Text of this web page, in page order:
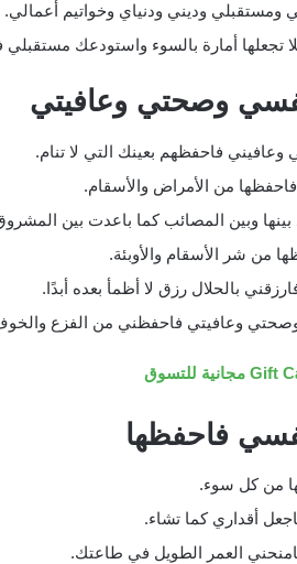
وديني ودنياي وخواتيم أعمالي.
أمارة بالسوء واستودعك مستقبلي
وصحتي وعافيتي
فاحفظهم بعينك التي لا تنام.
من الأمراض والأسقام.
وبين المصائب كما باعدت بين
من شر الأسقام والأوبئة.
بالحلال رزق لا أظمأ بعده أبدًا.
وعافيتي فاحفظني من الفزع
فاحفظها
من كل سوء.
أقداري كما تشاء.
العمر الطويل في طاعتك.